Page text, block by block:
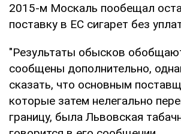
2015-м Москаль пообещал
поставку в ЕС сигарет без
"Результаты обысков
сообщены дополнительно,
сказать, что основным
которые затем нелегально
границу, была Львовская